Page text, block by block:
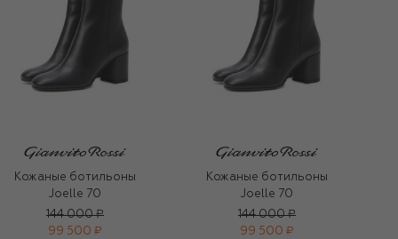
Кожаные ботильоны
Joelle 70
144 000 ₽
99 500 ₽
Кожаные ботильоны
Joelle 70
144 000 ₽
99 500 ₽